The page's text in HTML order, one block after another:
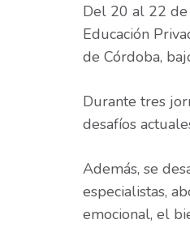
Del 20 al 22
Educación
de Córdoba,
Durante tres
desafíos
Además, se
especialistas,
emocional, el